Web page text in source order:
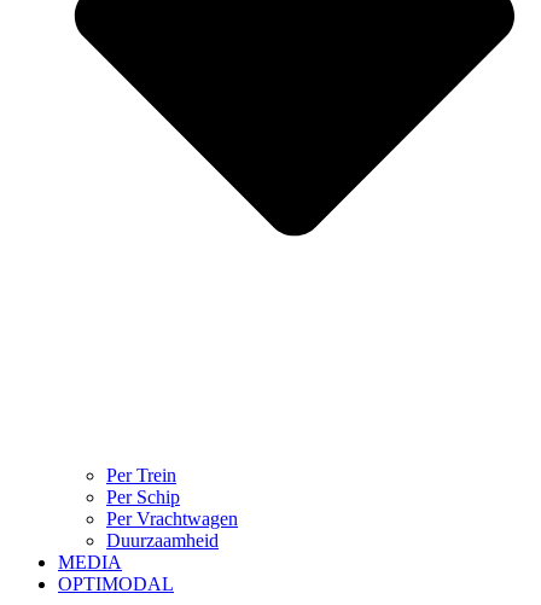
Per Trein
Per Schip
Per Vrachtwagen
Duurzaamheid
MEDIA
OPTIMODAL